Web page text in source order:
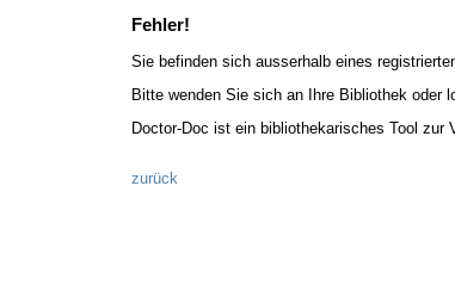
Fehler!
Sie befinden sich ausserhalb eines
Bitte wenden Sie sich an Ihre Bibliothek oder
Doctor-Doc ist ein bibliothekarisches Tool zur
zurück